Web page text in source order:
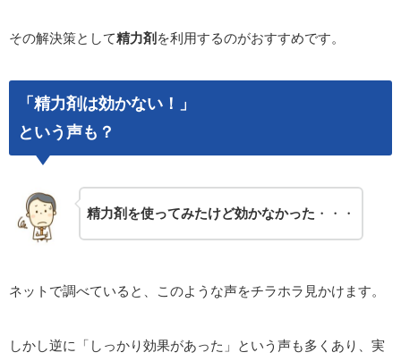
その解決策として精力剤 を利用するのがおすすめです。
「精力剤は効かない！」
という声も？
精力剤を使ってみたけど効かなかった ・・・
ネットで調べていると、このような声をチラホラ見かけます。
しかし逆に「しっかり効果があった」という声も多くあり、実